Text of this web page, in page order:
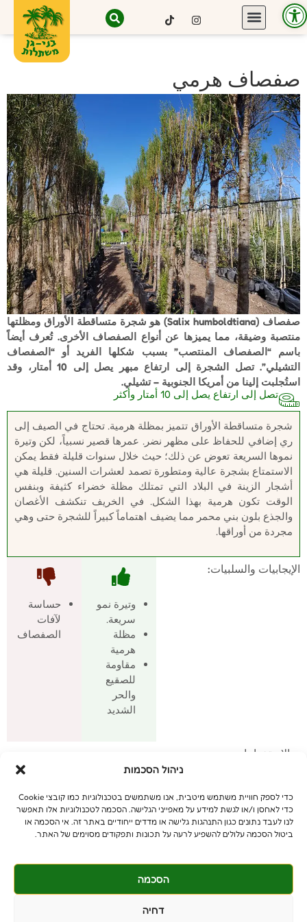
ניהול הסכמות
כדי לספק חוויית משתמש מיטבית, אנו משתמשים בטכנולוגיות כמו קובצי Cookie
כדי לאחסן ו/או לגשת למידע על מאפייני הגלישה. הסכמה לטכנולוגיות אלו תאפשר
לנו לעבד נתונים כגון התנהגות גלישה או מדדים ייחודיים באתר זה. אי הסכמה או
ביטול הסכמה עלולים להשפיע לרעה על תכונות ותפקודים מסוימים של האתר.
הסכמה
דחיה
صفصاف هرمي
صفصاف (Salix humboldtiana) هو شجرة متساقطة الأوراق ومظلتها
منتصبة وضيقة، مما يميزها عن أنواع الصفصاف الأخرى. تُعرف أيضاً
باسم “الصفصاف المنتصب” بسبب شكلها الفريد أو “الصفصاف
التشيلي”. تصل الشجرة إلى ارتفاع مبهر يصل إلى 10 أمتار، وقد
استُجلبت إلينا من أمريكا الجنوبية – تشيلي.
تصل إلى ارتفاع يصل إلى 10 أمتار وأكثر
شجرة متساقطة الأوراق تتميز بمظلة هرمية. تحتاج في الصيف إلى
ري إضافي للحفاظ على مظهر نضر. عمرها قصير نسبياً، لكن وتيرة
نموها السريعة تعوض عن ذلك؛ حيث خلال سنوات قليلة فقط يمكن
الاستمتاع بشجرة عالية ومتطورة تصمد لعشرات السنين. قليلة هي
أشجار الزينة في البلاد التي تمتلك مظلة خضراء كثيفة وبنفس
الوقت تكون هرمية بهذا الشكل. في الخريف تنكشف الأغصان
والجذع بلون بني محمر مما يضيف اهتماماً كبيراً للشجرة حتى وهي
مجردة من أوراقها.
الإيجابيات والسلبيات:
وتيرة نمو
سريعة.
مظلة
هرمية
مقاومة
للصقيع
والحر
الشديد
حساسة
لآفات
الصفصاف
الاستخدامات
מתאים לגינה הפרטית
مناسبة للحديقة الخاصة
© جميع الحقوق محفوظة
benniganmastelot@gmail.com